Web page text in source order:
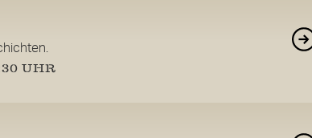
UHR